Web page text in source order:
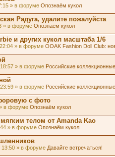
» в форуме Опознаём кукол
Радуга, удалите пожалуйста
» в форуме Опознаём кукол
и других кукол масштаба 1/6
» в форуме OOAK Fashion Doll Club:
» в форуме Российские
» в форуме Российские
с фото
в форуме Опознаём кукол
телом от Amanda Kao
» в форуме Опознаём кукол
13:50 » в форуме Давайте встречаться!